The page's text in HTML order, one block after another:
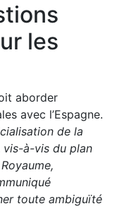
les
aborder
avec l’Espagne.
de la
à-vis du plan
toute ambiguïté